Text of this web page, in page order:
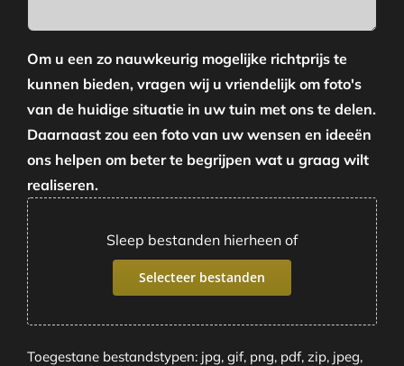
Om u een zo nauwkeurig mogelijke richtprijs te
kunnen bieden, vragen wij u vriendelijk om foto's
van de huidige situatie in uw tuin met ons te delen.
Daarnaast zou een foto van uw wensen en ideeën
ons helpen om beter te begrijpen wat u graag wilt
realiseren.
Sleep bestanden hierheen of
Selecteer bestanden
Toegestane bestandstypen: jpg, gif, png, pdf, zip, jpeg,